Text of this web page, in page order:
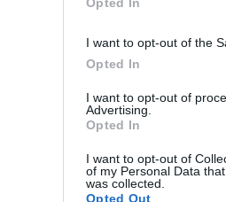
I want to opt-out of the
Opted In
I want to opt-out of
Advertising.
Opted In
I want to opt-out of
of my Personal Data
was collected.
Opted Out
Šiuo metu skaitomiausi
Negrįžo iš